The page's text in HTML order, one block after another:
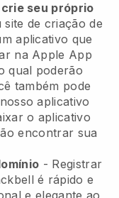
seu próprio
site de criação de
aplicativo que
na Apple App
qual poderão
também pode
aplicativo
o aplicativo
encontrar sua
- Registrar
é rápido e